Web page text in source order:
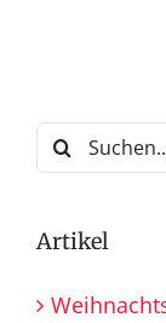
Suche
nach:
Artikel